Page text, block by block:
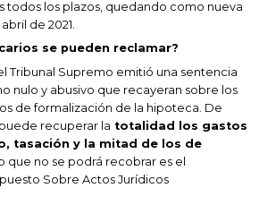
todos los plazos, quedando como nueva
de 2021.
se pueden reclamar?
Tribunal Supremo emitió una sentencia
nulo y abusivo que recayeran sobre los
de formalización de la hipoteca. De
recuperar la totalidad los gastos
tasación y la mitad de los de
que no se podrá recobrar es el
Sobre Actos Jurídicos